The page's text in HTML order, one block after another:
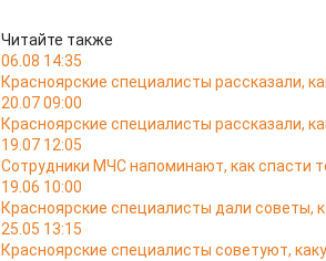
Читайте также
06.08 14:35
Красноярские специалисты рассказали,
20.07 09:00
Красноярские специалисты рассказали,
19.07 12:05
Сотрудники МЧС напоминают, как спасти
19.06 10:00
Красноярские специалисты дали советы,
25.05 13:15
Красноярские специалисты советуют,